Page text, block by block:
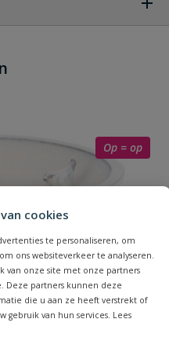
cookies
te personaliseren, om
ons websiteverkeer te analyseren.
van onze site met onze partners
Deze partners kunnen deze
die u aan ze heeft verstrekt of
gebruik van hun services. Lees
Op = op